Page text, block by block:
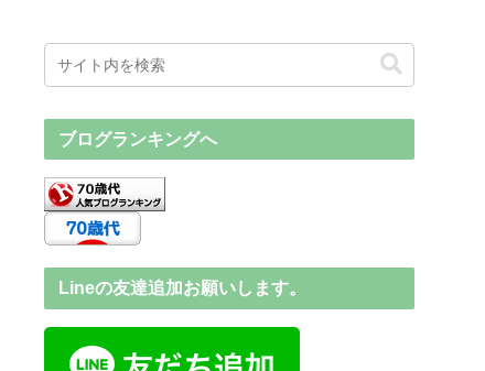
ブログランキングへ
Lineの友達追加お願いします。